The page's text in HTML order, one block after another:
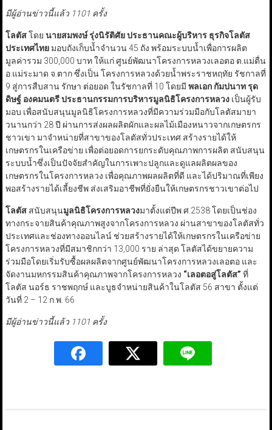
มีผู้อ่านข่าวนี้แล้ว 1101 ครั้ง
โลตัสโดย นายสมพงษ์ รุ่งนิรัติศัย ประธานคณะผู้บริหาร ธุรกิจโลตัส
ประเทศไทยมอบถังเก็บน้ำจำนวน 45 ถัง พร้อมระบบน้ำเพื่อการผลิต
มูลค่ารวม 300,000 บาท ให้แก่ ศูนย์พัฒนาโครงการหลวงเลอตอ ต.แม่ตื่น
อ.แม่ระมาด จ.ตาก ซึ่งเป็น โครงการหลวงด้วยน้ำพระราชหฤทัย รัชกาลที่
9 สู่การสืบสาน รักษา ต่อยอด ในรัชกาลที่ 10 โดยมี พลเอก กัมปนาท รุด
ดิษฐ์ องคมนตรี ประธานกรรมการบริหารมูลนิธิโครงการหลวงเป็นผู้รับ
มอบ เพื่อสนับสนุนมูลนิธิโครงการหลวงที่มีความร่วมมือกับโลตัสมายา
วนานกว่า 28 ปี ผ่านการส่งผลผลิตผักและผลไม้เมืองหนาวจากเกษตรกร
ชาวเขา มาจำหน่ายที่สาขาของโลตัสทั่วประเทศ สร้างรายได้ให้
เกษตรกรในเครือข่าย เพื่อต่อยอดการยกระดับคุณภาพการผลิต สนับสนุน
ระบบน้ำซึ่งเป็นปัจจัยสำคัญในการเพาะปลูกและดูแลผลิตผลของ
เกษตรกรในโครงการหลวง เพื่อคุณภาพผลผลิตที่ดี และได้ปริมาณที่เพียง
พอสร้างรายได้เลี้ยงชีพ ส่งเสริมอาชีพที่ยั่งยืนให้เกษตรกรชาวเขาต่อไป
โลตัสสนับสนุนมูลนิธิโครงการหลวงมาตั้งแต่ปีพ.ศ.2538 โดยเป็นช่อง
ทางกระจายสินค้าคุณภาพสูงจากโครงการหลวง ผ่านสาขาของโลตัสทั่ว
ประเทศและช่องทางออนไลน์ ช่วยสร้างรายได้ให้เกษตรกรในเครือข่าย
โครงการหลวงที่มีสมาชิกกว่า 13,000 ราย ล่าสุด โลตัสได้ขยายความ
ร่วมมือโดยเริ่มรับซื้อผลผลิตจากศูนย์พัฒนาโครงการหลวงเลอตอ และ
จัดงานมหกรรมสินค้าคุณภาพจากโครงการหลวง “เลอตอสู่โลตัส” ที่
โลตัส นอร์ธ ราชพฤกษ์ และบูธจำหน่ายสินค้าในโลตัส 56 สาขา ตั้งแต่
วันที่ 2 – 12 ก.พ. 66
มีผู้อ่านข่าวนี้แล้ว 1101 ครั้ง